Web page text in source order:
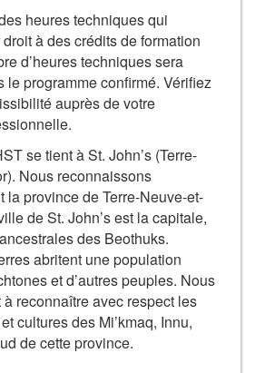
heures techniques qui
à des crédits de formation
d’heures techniques sera
le programme confirmé. Vérifiez
auprès de votre
se tient à St. John’s (Terre-
Nous reconnaissons
la province de Terre-Neuve-et-
de St. John’s est la capitale,
des Beothuks.
abritent une population
et d’autres peuples. Nous
reconnaître avec respect les
cultures des Mi’kmaq, Innu,
de cette province.